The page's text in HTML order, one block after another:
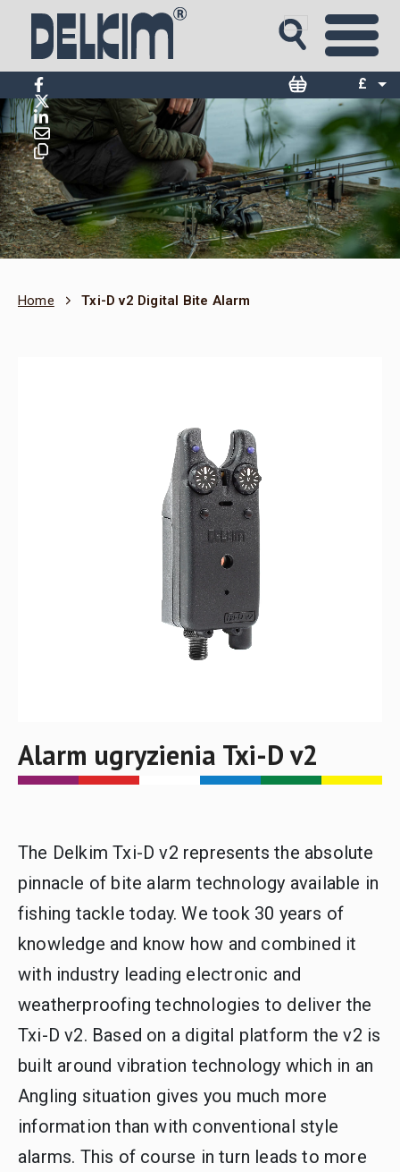
£
$
€
Home Txi-D v2 Digital Bite Alarm
Alarm ugryzienia Txi-D v2
The Delkim Txi-D v2 represents the absolute
pinnacle of bite alarm technology available in
fishing tackle today. We took 30 years of
knowledge and know how and combined it
with industry leading electronic and
weatherproofing technologies to deliver the
Txi-D v2. Based on a digital platform the v2 is
built around vibration technology which in an
Angling situation gives you much more
information than with conventional style
alarms. This of course in turn leads to more